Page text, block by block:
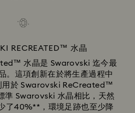
RECREATED™ 水晶
水晶是 Swarovski 迄今最
。這項創新在於將生產過程中
用於 Swarovski ReCreated™
準 Swarovski 水晶相比，天然
了40%**，環境足跡也至少降